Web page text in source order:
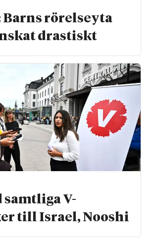
Barns rörelseyta
drastiskt
samtliga V-
till Israel, Nooshi